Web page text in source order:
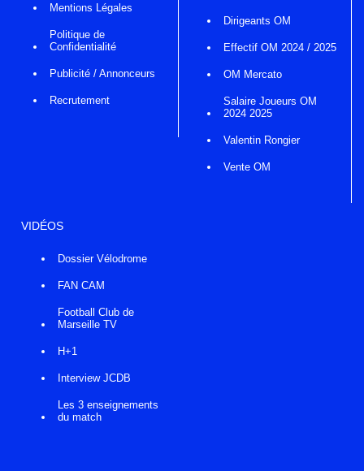
Mentions Légales
Politique de
Confidentialité
Publicité / Annonceurs
Recrutement
Dirigeants OM
Effectif OM 2024 / 2025
OM Mercato
Salaire Joueurs OM
2024 2025
Valentin Rongier
Vente OM
VIDÉOS
Dossier Vélodrome
FAN CAM
Football Club de
Marseille TV
H+1
Interview JCDB
Les 3 enseignements
du match